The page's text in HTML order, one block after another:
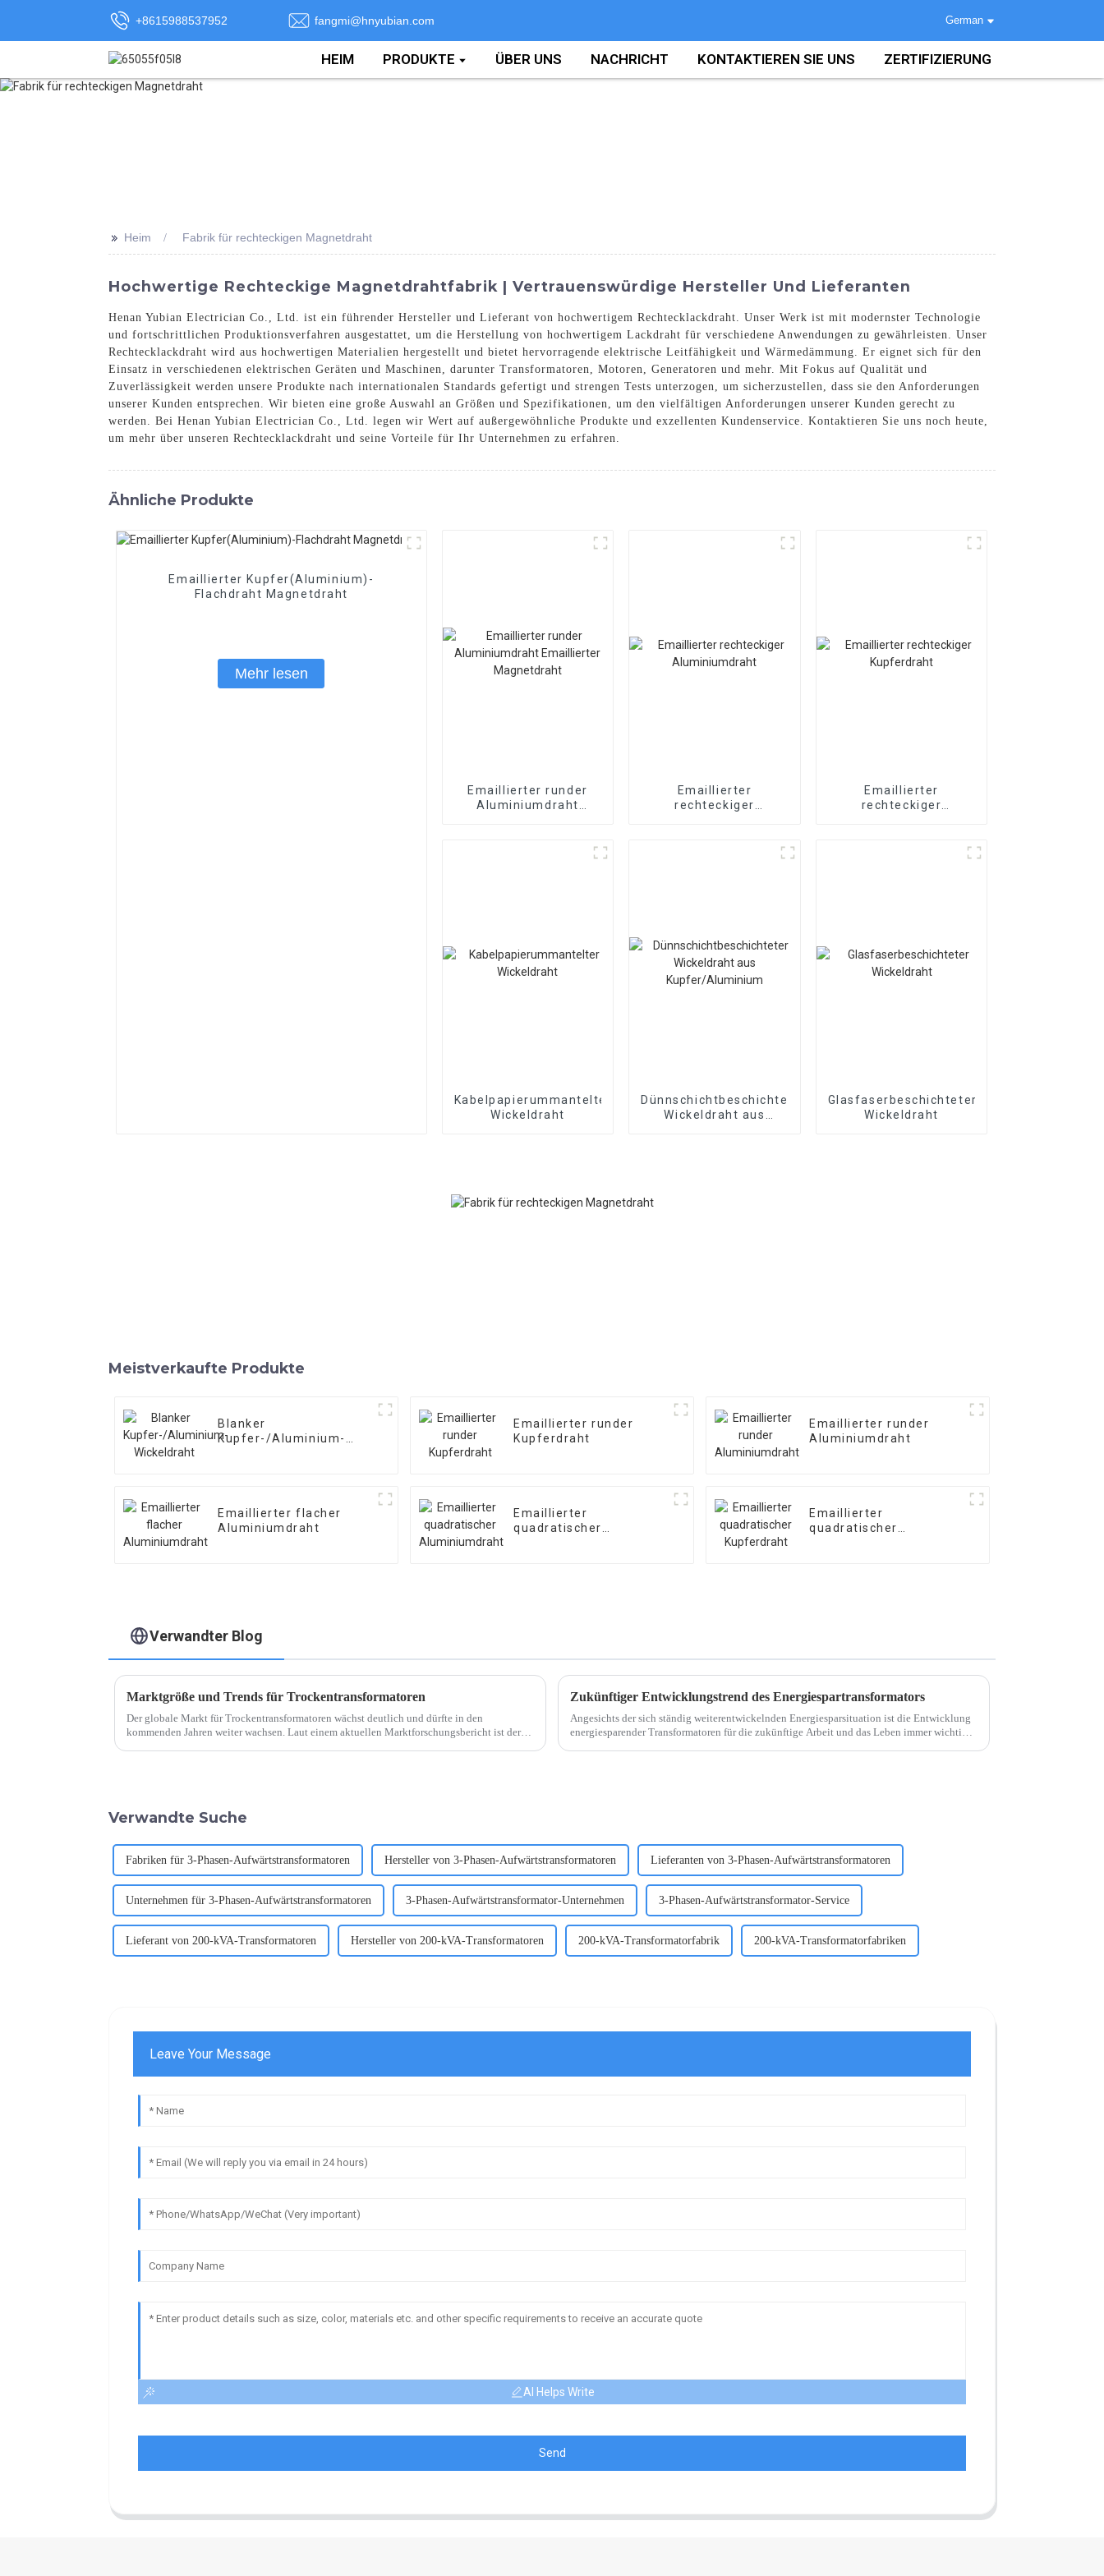
+8615988537952 fangmi@hnyubian.com German
HEIM PRODUKTE ÜBER UNS NACHRICHT KONTAKTIEREN SIE UNS ZERTIFIZIERUNG
>> Heim Fabrik für rechteckigen Magnetdraht
Hochwertige Rechteckige Magnetdrahtfabrik | Vertrauenswürdige Hersteller Und Lieferanten
Henan Yubian Electrician Co., Ltd. ist ein führender Hersteller und Lieferant von hochwertigem Rechtecklackdraht. Unser Werk ist mit modernster Technologie
und fortschrittlichen Produktionsverfahren ausgestattet, um die Herstellung von hochwertigem Lackdraht für verschiedene Anwendungen zu gewährleisten. Unser
Rechtecklackdraht wird aus hochwertigen Materialien hergestellt und bietet hervorragende elektrische Leitfähigkeit und Wärmedämmung. Er eignet sich für den
Einsatz in verschiedenen elektrischen Geräten und Maschinen, darunter Transformatoren, Motoren, Generatoren und mehr. Mit Fokus auf Qualität und
Zuverlässigkeit werden unsere Produkte nach internationalen Standards gefertigt und strengen Tests unterzogen, um sicherzustellen, dass sie den Anforderungen
unserer Kunden entsprechen. Wir bieten eine große Auswahl an Größen und Spezifikationen, um den vielfältigen Anforderungen unserer Kunden gerecht zu
werden. Bei Henan Yubian Electrician Co., Ltd. legen wir Wert auf außergewöhnliche Produkte und exzellenten Kundenservice. Kontaktieren Sie uns noch heute,
um mehr über unseren Rechtecklackdraht und seine Vorteile für Ihr Unternehmen zu erfahren.
Ähnliche Produkte
Emaillierter Kupfer(Aluminium)-
Flachdraht Magnetdraht
Mehr lesen
Emaillierter runder
Aluminiumdraht
Emaillierter
rechteckiger
Emaillierter
rechteckiger
Kabelpapierummantelter
Wickeldraht
Dünnschichtbeschichteter
Wickeldraht aus
Glasfaserbeschichteter
Wickeldraht
Meistverkaufte Produkte
Blanker
Kupfer-/Aluminium-
Emaillierter runder
Kupferdraht
Emaillierter runder
Aluminiumdraht
Emaillierter flacher
Aluminiumdraht
Emaillierter
quadratischer
Emaillierter
quadratischer
Verwandter Blog
Marktgröße und Trends für Trockentransformatoren
Der globale Markt für Trockentransformatoren wächst deutlich und dürfte in den
kommenden Jahren weiter wachsen. Laut einem aktuellen Marktforschungsbericht ist der
Zukünftiger Entwicklungstrend des Energiespartransformators
Angesichts der sich ständig weiterentwickelnden Energiesparsituation ist die Entwicklung
energiesparender Transformatoren für die zukünftige Arbeit und das Leben immer wichtiger
Verwandte Suche
Fabriken für 3-Phasen-Aufwärtstransformatoren Hersteller von 3-Phasen-Aufwärtstransformatoren Lieferanten von 3-Phasen-Aufwärtstransformatoren
Unternehmen für 3-Phasen-Aufwärtstransformatoren 3-Phasen-Aufwärtstransformator-Unternehmen 3-Phasen-Aufwärtstransformator-Service
Lieferant von 200-kVA-Transformatoren Hersteller von 200-kVA-Transformatoren 200-kVA-Transformatorfabrik 200-kVA-Transformatorfabriken
Leave Your Message
AI Helps Write
Send